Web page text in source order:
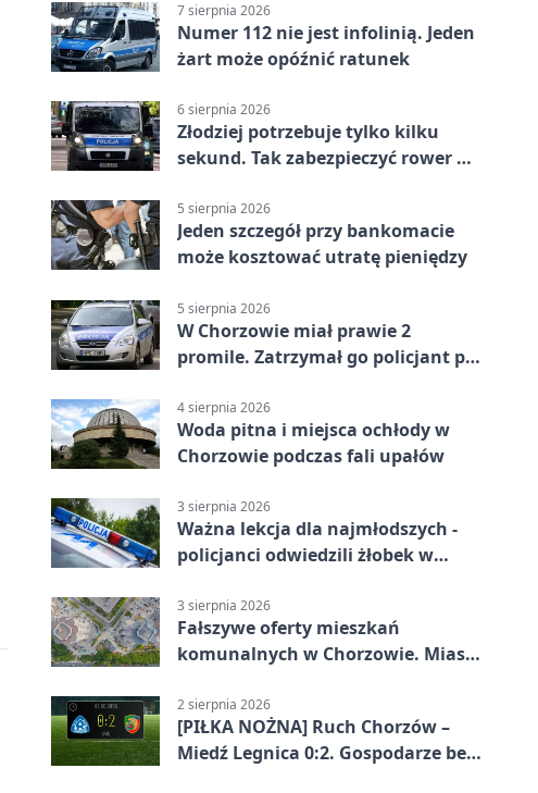
7 sierpnia 2026
Numer 112 nie jest infolinią. Jeden
żart może opóźnić ratunek
6 sierpnia 2026
Złodziej potrzebuje tylko kilku
sekund. Tak zabezpieczyć rower w
5 sierpnia 2026
Jeden szczegół przy bankomacie
może kosztować utratę pieniędzy
5 sierpnia 2026
W Chorzowie miał prawie 2
promile. Zatrzymał go policjant po
4 sierpnia 2026
Woda pitna i miejsca ochłody w
Chorzowie podczas fali upałów
3 sierpnia 2026
Ważna lekcja dla najmłodszych -
policjanci odwiedzili żłobek w
3 sierpnia 2026
Fałszywe oferty mieszkań
komunalnych w Chorzowie. Miasto
2 sierpnia 2026
[PIŁKA NOŻNA] Ruch Chorzów –
Miedź Legnica 0:2. Gospodarze bez